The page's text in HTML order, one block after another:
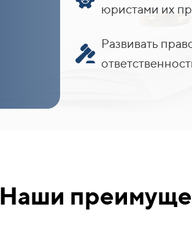
юристами их
Развивать
Наши